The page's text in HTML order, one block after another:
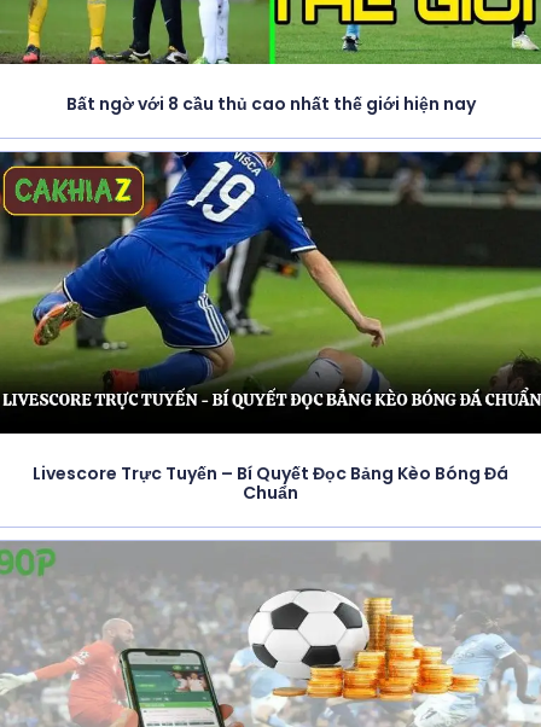
Bất ngờ với 8 cầu thủ cao nhất thế giới hiện nay
Livescore Trực Tuyến – Bí Quyết Đọc Bảng Kèo Bóng Đá
Chuẩn